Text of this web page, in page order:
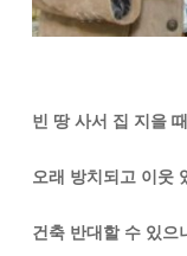
빈 땅 사서 집 지을
오래 방치되고 이웃
건축 반대할 수 있으